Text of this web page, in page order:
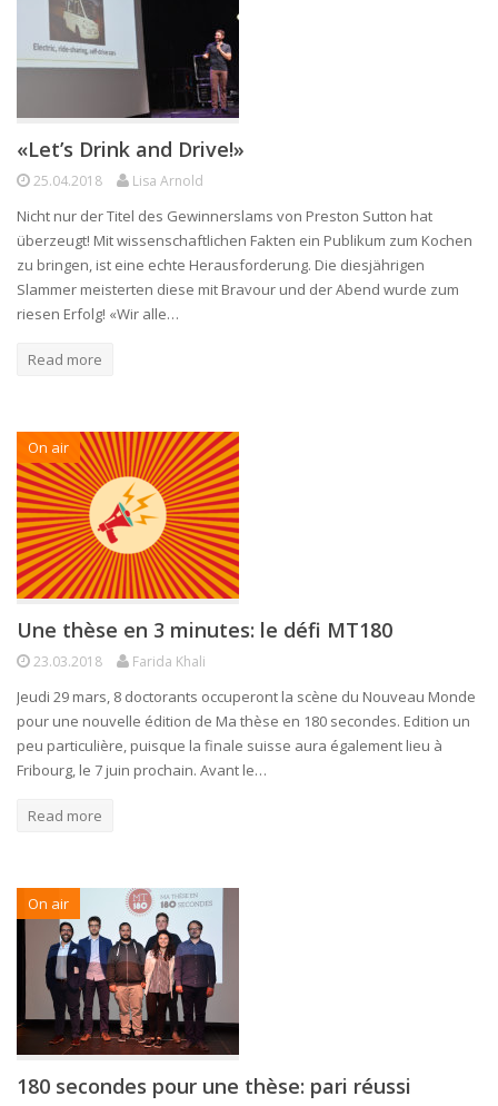
«Let’s Drink and Drive!»
25.04.2018 Lisa Arnold
Nicht nur der Titel des Gewinnerslams von Preston Sutton hat
überzeugt! Mit wissenschaftlichen Fakten ein Publikum zum Kochen
zu bringen, ist eine echte Herausforderung. Die diesjährigen
Slammer meisterten diese mit Bravour und der Abend wurde zum
riesen Erfolg! «Wir alle…
Read more
On air
Une thèse en 3 minutes: le défi MT180
23.03.2018 Farida Khali
Jeudi 29 mars, 8 doctorants occuperont la scène du Nouveau Monde
pour une nouvelle édition de Ma thèse en 180 secondes. Edition un
peu particulière, puisque la finale suisse aura également lieu à
Fribourg, le 7 juin prochain. Avant le…
Read more
On air
180 secondes pour une thèse: pari réussi